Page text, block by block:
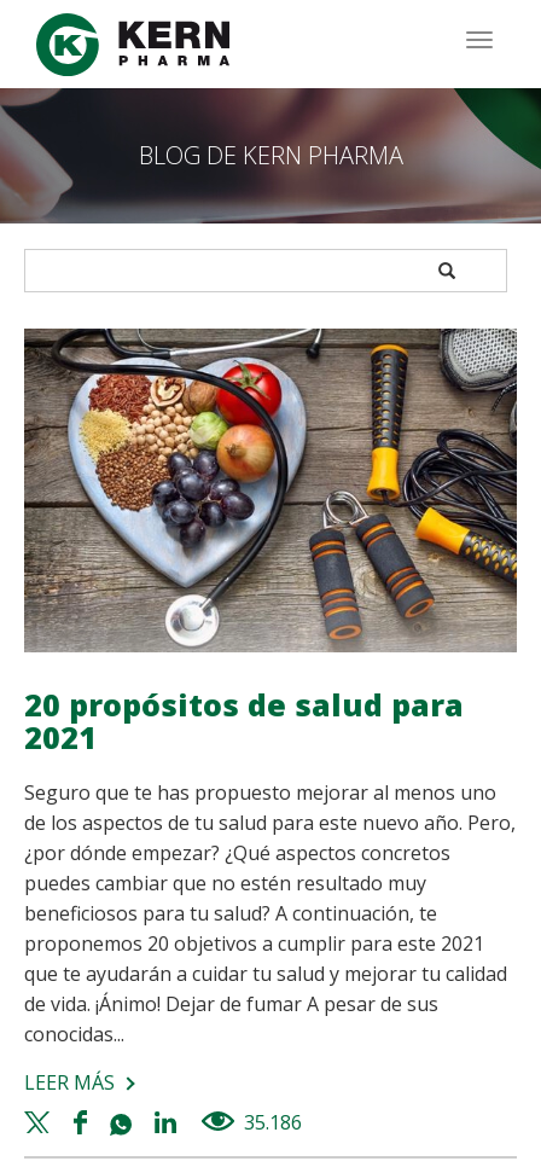
Pasar
contenido
principal
BLOG DE KERN PHARMA
APPLY
20 propósitos de salud para
2021
Seguro que te has propuesto mejorar al menos uno
de los aspectos de tu salud para este nuevo año. Pero,
¿por dónde empezar? ¿Qué aspectos concretos
puedes cambiar que no estén resultado muy
beneficiosos para tu salud? A continuación, te
proponemos 20 objetivos a cumplir para este 2021
que te ayudarán a cuidar tu salud y mejorar tu calidad
de vida. ¡Ánimo! Dejar de fumar A pesar de sus
conocidas...
LEER MÁS SOBRE
20
PROPÓSITOS
Twitter
share
Facebook
share
Whatsapp
share
Linkedin
share
35.186